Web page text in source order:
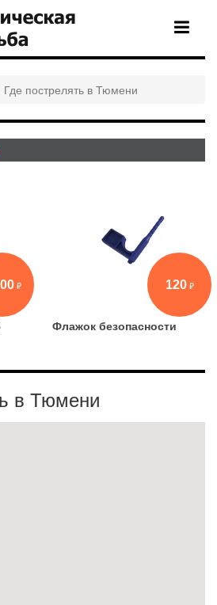
Где пострелять в Тюмени
120
Флажок безопасности
в Тюмени